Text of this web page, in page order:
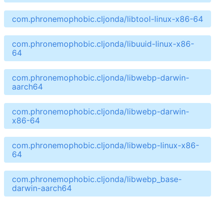
com.phronemophobic.cljonda/libtool-linux-x86-64
com.phronemophobic.cljonda/libuuid-linux-x86-
64
com.phronemophobic.cljonda/libwebp-darwin-
aarch64
com.phronemophobic.cljonda/libwebp-darwin-
x86-64
com.phronemophobic.cljonda/libwebp-linux-x86-
64
com.phronemophobic.cljonda/libwebp_base-
darwin-aarch64